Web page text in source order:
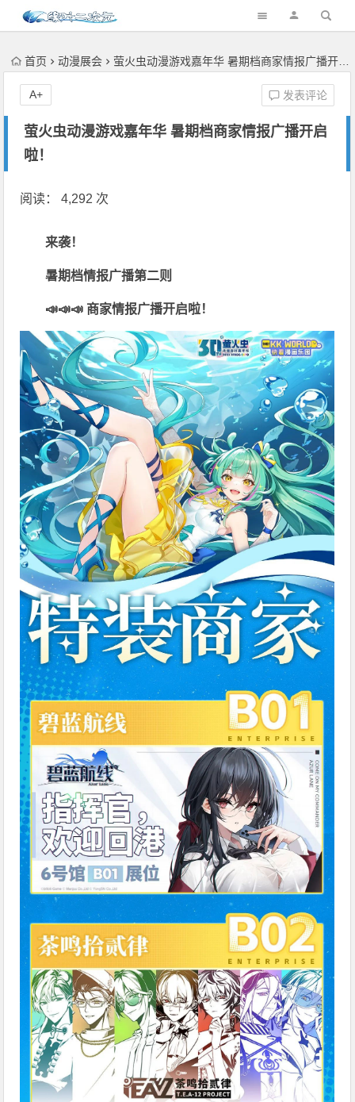
首页 动漫展会 萤火虫动漫游戏嘉年华 暑期档商家情报广播开启啦！
萤火虫动漫游戏嘉年华 暑期档商家情报广播开启
啦！
发表评论
A+
阅读： 4,292 次
来袭！
暑期档情报广播第二则
📣📣📣 商家情报广播开启啦！